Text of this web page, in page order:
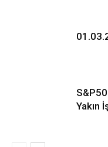
Yakın